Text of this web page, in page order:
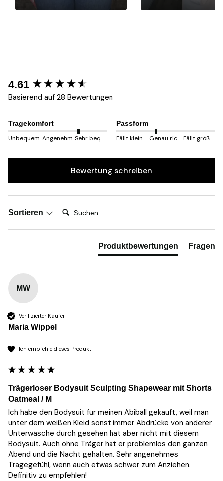
4.61
Basierend auf 28 Bewertungen
Tragekomfort
Unbequem Angenehm Sehr bequem
Passform
Fällt kleiner aus
Genau richtig Fällt größer aus
Bewertung schreiben
Sortieren Suchen:
Produktbewertungen Fragen
MW
Verifizierter Käufer
Maria Wippel
Ich empfehle dieses Produkt
Trägerloser Bodysuit Sculpting Shapewear mit Shorts
Oatmeal / M
Ich habe den Bodysuit für meinen Abiball gekauft, weil man
unter dem weißen Kleid sonst immer Abdrücke von anderer
Unterwäsche durch gesehen hat aber nicht mit diesem
Bodysuit. Auch ohne Träger hat er problemlos den ganzen
Abend und die Nacht gehalten. Sehr angenehmes
Tragegefühl, wenn auch etwas schwer zum Anziehen.
Definitiv zu empfehlen!
New content loaded